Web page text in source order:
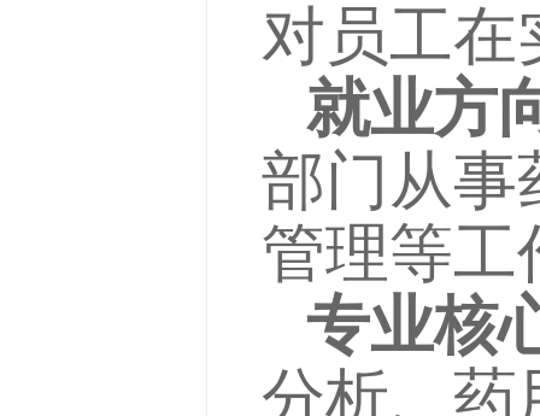
对员工在
就业方
部门从事
管理等工
专业核
分析、药